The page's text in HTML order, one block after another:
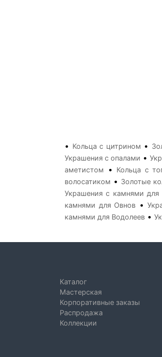
• Кольца с цитрином •
Украшения с опалами •
аметистом
• Кольца с
волосатиком • Золотые
Украшения с камнями для
камнями для Овнов •
камнями для Водолеев •
Каталог
Мастерская
Корпоративные заказы
Распродажа
Коллекции